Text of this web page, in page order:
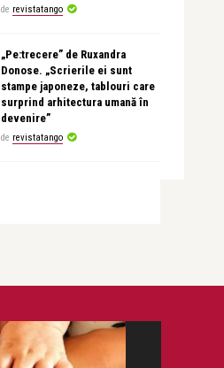
de revistatango
„Pe:trecere” de Ruxandra
Donose. „Scrierile ei sunt
stampe japoneze, tablouri care
surprind arhitectura umană în
devenire”
de revistatango